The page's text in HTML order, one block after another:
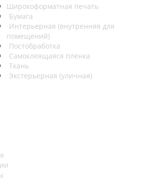
Широкоформатная печать
Бумага
Интерьерная (внутренняя для
помещений)
Постобработка
Самоклеящаяся пленка
Ткань
Экстерьерная (уличная)